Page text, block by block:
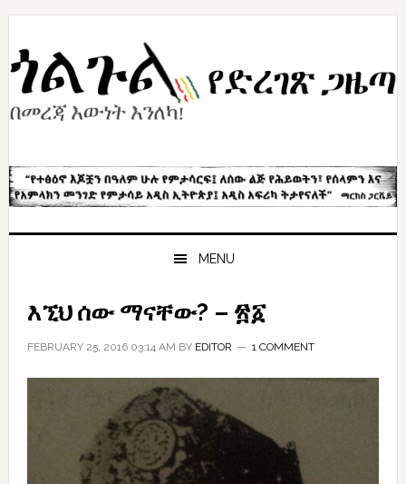
Skip
primary
navigation
Skip
content
Skip
primary
sidebar
MENU
እኚህ ሰው ማናቸው? – ፳፩
FEBRUARY 25, 2016 03:14 AM BY EDITOR 1 COMMENT